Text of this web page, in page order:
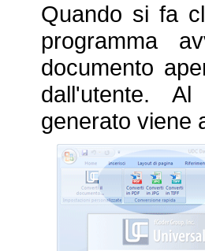
Quando si fa
programma
documento
dall'utente.
generato viene